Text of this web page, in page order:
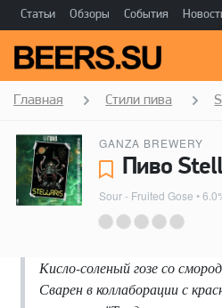
Статьи Обзоры События
Главная Стили пива
GANZA BREWERY
Sour - Fruited Gose •
Кисло-соленый гозе со
Сварен в коллаборации с